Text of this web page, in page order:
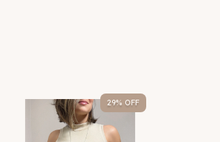
29% OFF